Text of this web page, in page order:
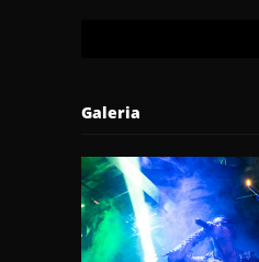
Galeria